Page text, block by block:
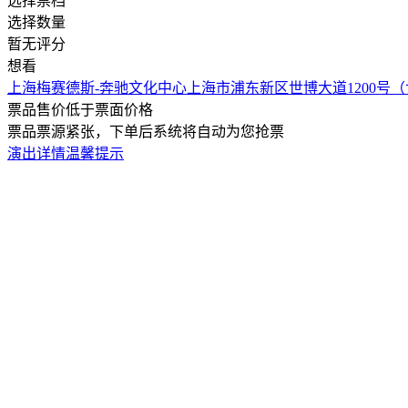
选择数量
暂无评分
想看
上海梅赛德斯-奔驰文化中心 上海市浦东新区世博大道1200号（
票品售价低于票面价格
票品票源紧张，下单后系统将自动为您抢票
演出详情温馨提示